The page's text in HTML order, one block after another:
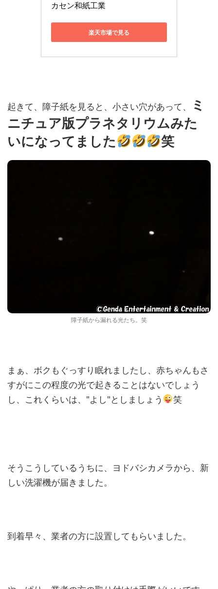
カセン和紙工業
楽天市場で見る
起きて、障子紙を見ると、小さい穴があって、
ミ
ニチュア版プラネタリウムみた
いになってました
笑
障子紙から漏れる光たち。笑
まぁ、ボクもぐっすり眠れましたし、赤ちゃんもさ
すがにこの程度の光で起きることはないでしょう
し、これくらいは、"よし"としましょう
笑
そうこうしているうちに、ヨドバシカメラから、新
しい洗濯機が届きました。
到着早々、業者の方に設置してもらいました。